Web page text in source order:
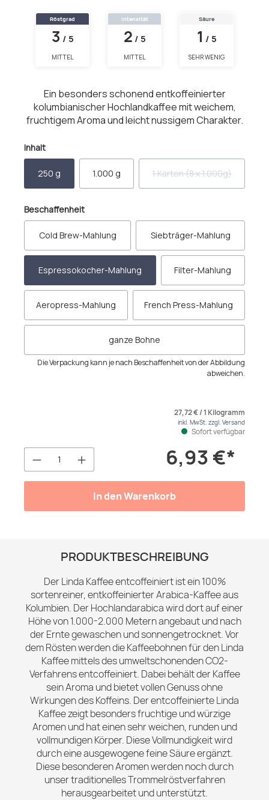
Röstgrad
3 / 5
MITTEL
Intensität
2 / 5
MITTEL
Säure
1 / 5
SEHR WENIG
Ein besonders schonend entkoffeinierter
kolumbianischer Hochlandkaffee mit weichem,
fruchtigem Aroma und leicht nussigem Charakter.
Inhaltauswählen
250 g 1.000 g 1 Karton (8 x 1.000g)
(Diese Option ist
Beschaffenheitauswählen
Cold Brew-Mahlung Siebträger-Mahlung
Espressokocher-Mahlung Filter-Mahlung
Aeropress-Mahlung French Press-Mahlung
ganze Bohne
Die Verpackung kann je nach Beschaffenheit von der Abbildung
abweichen.
Produkt Anzahl: Gib den6,93 €*
27,72 € / 1 Kilogramm
inkl. MwSt. zzgl. Versand
Sofort verfügbar
In den Warenkorb
PRODUKTBESCHREIBUNG
Der Linda Kaffee entcoffeiniert ist ein 100%
sortenreiner, entkoffeinierter Arabica-Kaffee aus
Kolumbien. Der Hochlandarabica wird dort auf einer
Höhe von 1.000-2.000 Metern angebaut und nach
der Ernte gewaschen und sonnengetrocknet. Vor
dem Rösten werden die Kaffeebohnen für den Linda
Kaffee mittels des umweltschonenden CO2-
Verfahrens entcoffeiniert. Dabei behält der Kaffee
sein Aroma und bietet vollen Genuss ohne
Wirkungen des Koffeins. Der entcoffeinierte Linda
Kaffee zeigt besonders fruchtige und würzige
Aromen und hat einen sehr weichen, runden und
vollmundigen Körper. Diese Vollmundigkeit wird
durch eine ausgewogene feine Säure ergänzt.
Diese besonderen Aromen werden noch durch
unser traditionelles Trommelröstverfahren
herausgearbeitet und unterstützt.